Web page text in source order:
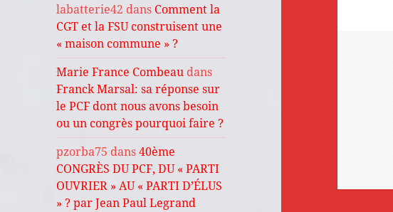
labatterie42 dans Comment la
CGT et la FSU construisent une
« maison commune » ?
Marie France Combeau dans
Franck Marsal: sa réponse sur
le PCF dont nous avons besoin
ou un congrès pourquoi faire ?
pzorba75 dans40ème
CONGRÈS DU PCF, DU « PARTI
OUVRIER » AU « PARTI D’ÉLUS
» ? par Jean Paul Legrand